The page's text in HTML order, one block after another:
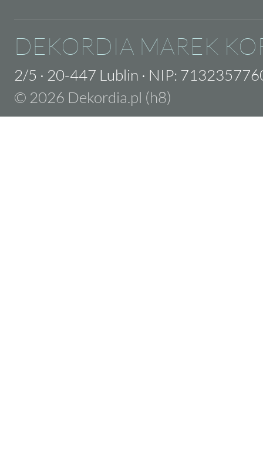
DEKORDIA MAREK
2/5 · 20-447 Lublin · NIP:
© 2026 Dekordia.pl (h8)